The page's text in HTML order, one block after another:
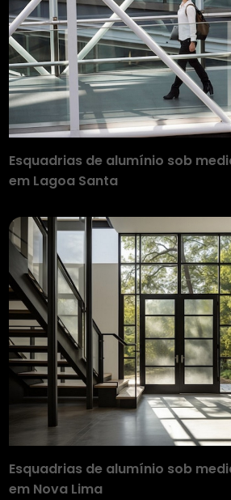
Esquadrias de alumínio sob
em Lagoa Santa
Esquadrias de alumínio sob
em Nova Lima